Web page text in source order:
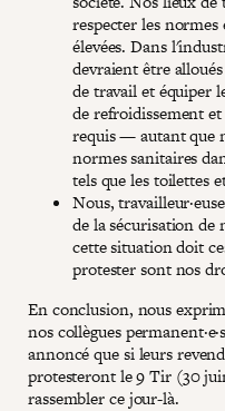
respecter les
élevées. Dans
devraient être
de travail et équiper
de refroidissement
requis — autant que
normes sanitaires
tels que les toilettes
Nous,
de la sécurisation
cette situation doit
protester sont nos
En conclusion, nous
nos collègues
annoncé que si leurs
protesteront le 9 Tir (30
rassembler ce jour-là.